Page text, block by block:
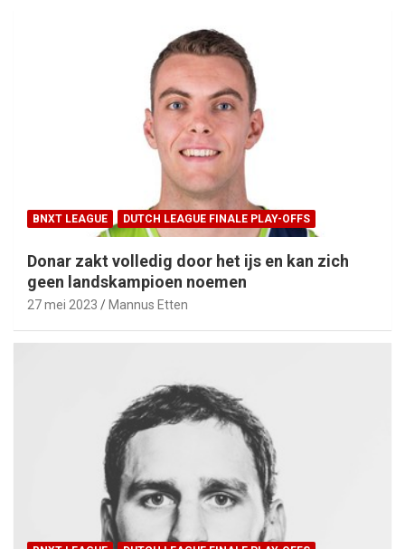
BNXT LEAGUE DUTCH LEAGUE FINALE PLAY-OFFS
Donar zakt volledig door het ijs en kan zich
geen landskampioen noemen
27 mei 2023 Mannus Etten